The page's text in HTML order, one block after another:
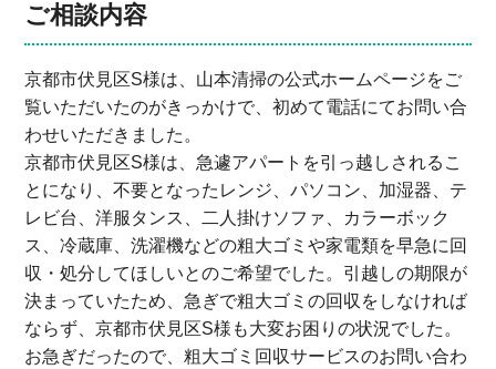
ご相談内容
京都市伏見区S様は、山本清掃の公式ホームページをご
覧いただいたのがきっかけで、初めて電話にてお問い合
わせいただきました。
京都市伏見区S様は、急遽アパートを引っ越しされるこ
とになり、不要となったレンジ、パソコン、加湿器、テ
レビ台、洋服タンス、二人掛けソファ、カラーボック
ス、冷蔵庫、洗濯機などの粗大ゴミや家電類を早急に回
収・処分してほしいとのご希望でした。引越しの期限が
決まっていたため、急ぎで粗大ゴミの回収をしなければ
ならず、京都市伏見区S様も大変お困りの状況でした。
お急ぎだったので、粗大ゴミ回収サービスのお問い合わ